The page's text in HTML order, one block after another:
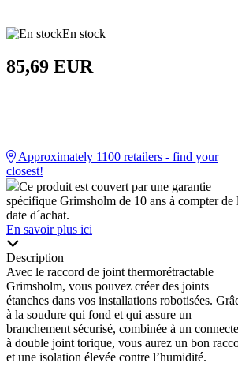
En stock
85,69 EUR
Approximately 1100 retailers - find your
closest!
Ce produit est couvert par une garantie
spécifique Grimsholm de 10 ans à compter de
date d´achat.
En savoir plus ici
Description
Avec le raccord de joint thermorétractable
Grimsholm, vous pouvez créer des joints
étanches dans vos installations robotisées.
à la soudure qui fond et qui assure un
branchement sécurisé, combinée à un
à double joint torique, vous aurez un bon
et une isolation élevée contre l’humidité.